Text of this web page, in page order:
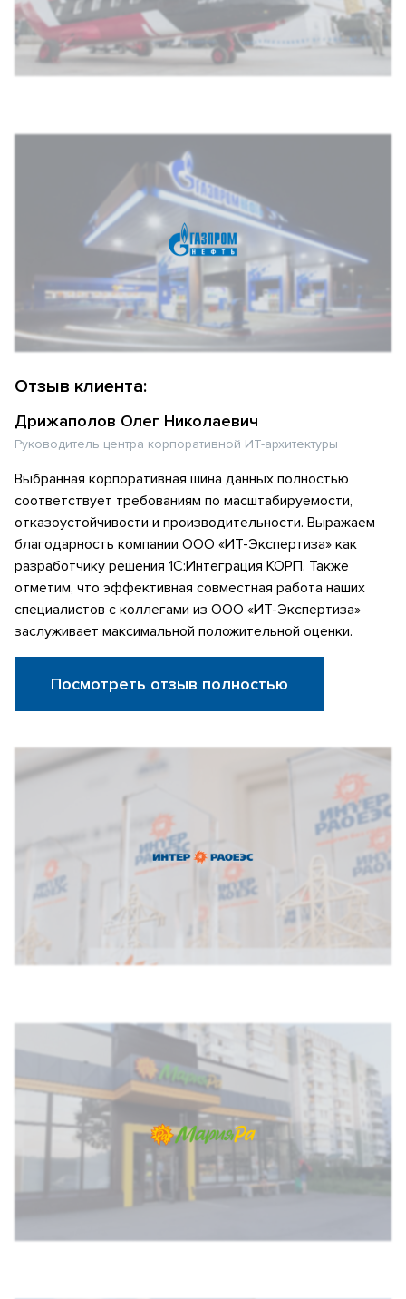
Отзыв клиента:
Дрижаполов Олег Николаевич
Руководитель центра корпоративной ИТ-архитектуры
Выбранная корпоративная шина данных полностью
соответствует требованиям по масштабируемости,
отказоустойчивости и производительности. Выражаем
благодарность компании ООО «ИТ-Экспертиза» как
разработчику решения 1С:Интеграция КОРП. Также
отметим, что эффективная совместная работа наших
специалистов с коллегами из ООО «ИТ-Экспертиза»
заслуживает максимальной положительной оценки.
Посмотреть отзыв полностью